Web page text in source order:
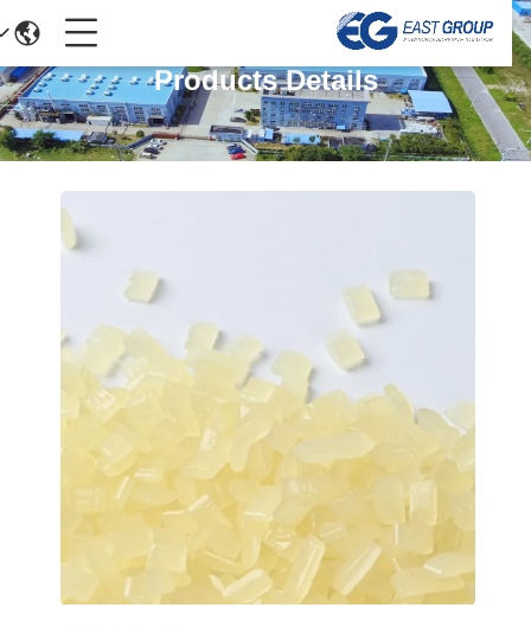
Products Details